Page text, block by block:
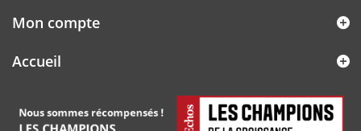
Mon compte
Accueil